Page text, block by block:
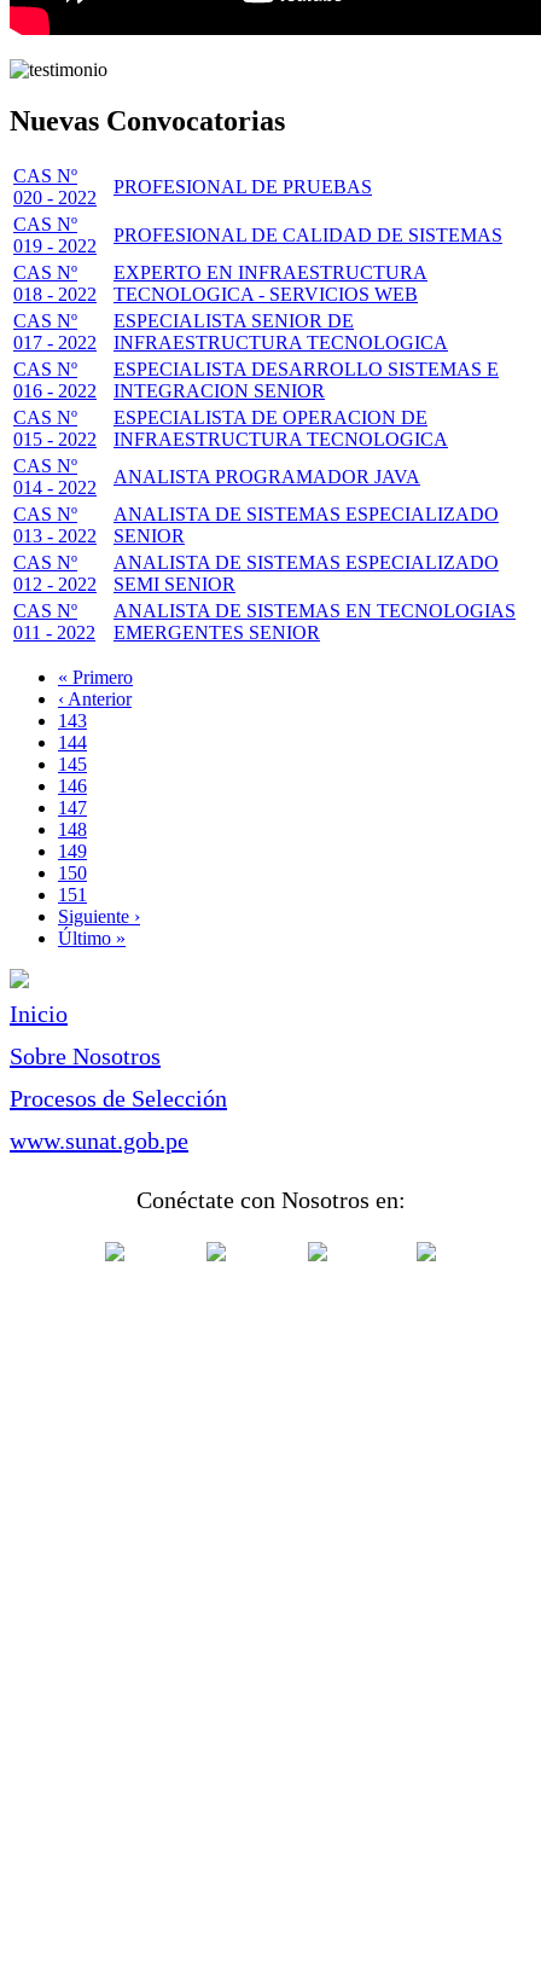
Nuevas Convocatorias
CAS Nº
020 - 2022
PROFESIONAL DE PRUEBAS
CAS Nº
019 - 2022
PROFESIONAL DE CALIDAD DE SISTEMAS
CAS Nº
018 - 2022
EXPERTO EN INFRAESTRUCTURA
TECNOLOGICA - SERVICIOS WEB
CAS Nº
017 - 2022
ESPECIALISTA SENIOR DE
INFRAESTRUCTURA TECNOLOGICA
CAS Nº
016 - 2022
ESPECIALISTA DESARROLLO SISTEMAS E
INTEGRACION SENIOR
CAS Nº
015 - 2022
ESPECIALISTA DE OPERACION DE
INFRAESTRUCTURA TECNOLOGICA
CAS Nº
014 - 2022
ANALISTA PROGRAMADOR JAVA
CAS Nº
013 - 2022
ANALISTA DE SISTEMAS ESPECIALIZADO
SENIOR
CAS Nº
012 - 2022
ANALISTA DE SISTEMAS ESPECIALIZADO
SEMI SENIOR
CAS Nº
011 - 2022
ANALISTA DE SISTEMAS EN TECNOLOGIAS
EMERGENTES SENIOR
Paginación
Primera
página
« Primero
Página
anterior
‹ Anterior
Page
143
Page
144
Page
145
Page
146
Página
actual
147
Page
148
Page
149
Page
150
Page
151
Siguiente
página
Siguiente ›
Última
Último »
Inicio
Sobre Nosotros
Procesos de Selección
www.sunat.gob.pe
Conéctate con Nosotros en: